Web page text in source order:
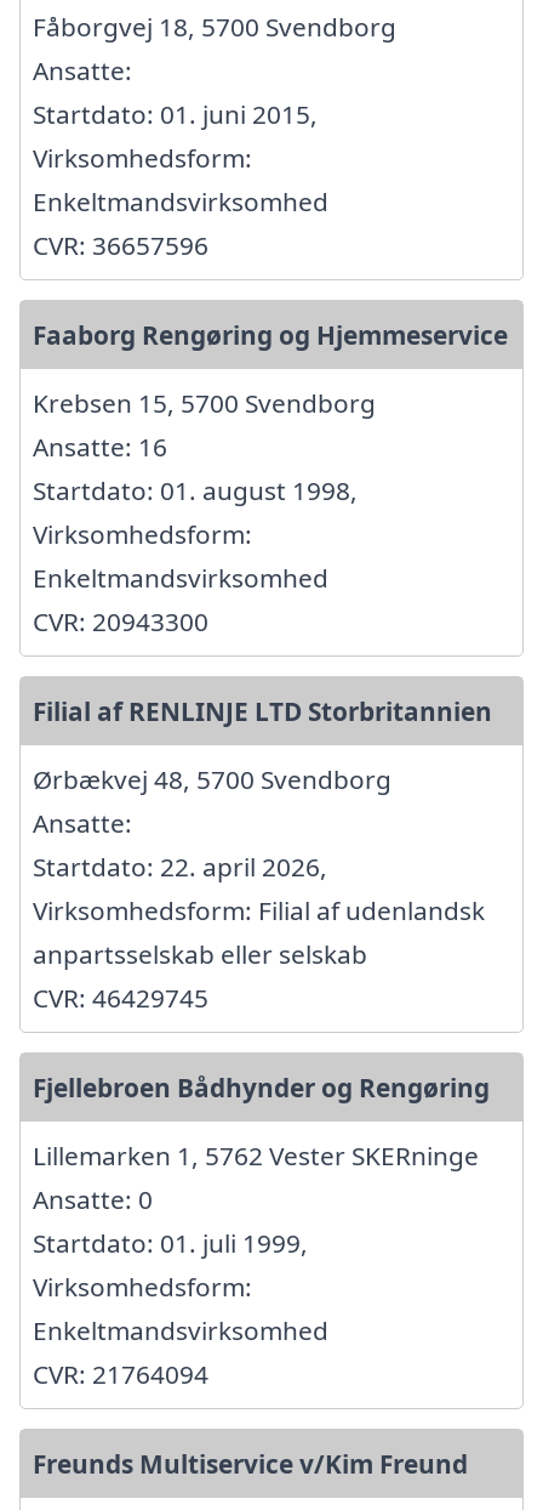
Fåborgvej 18, 5700 Svendborg
Ansatte:
Startdato: 01. juni 2015,
Virksomhedsform:
Enkeltmandsvirksomhed
CVR: 36657596
Faaborg Rengøring og Hjemmeservice
Krebsen 15, 5700 Svendborg
Ansatte: 16
Startdato: 01. august 1998,
Virksomhedsform:
Enkeltmandsvirksomhed
CVR: 20943300
Filial af RENLINJE LTD Storbritannien
Ørbækvej 48, 5700 Svendborg
Ansatte:
Startdato: 22. april 2026,
Virksomhedsform: Filial af udenlandsk
anpartsselskab eller selskab
CVR: 46429745
Fjellebroen Bådhynder og Rengøring
Lillemarken 1, 5762 Vester SKERninge
Ansatte: 0
Startdato: 01. juli 1999,
Virksomhedsform:
Enkeltmandsvirksomhed
CVR: 21764094
Freunds Multiservice v/Kim Freund